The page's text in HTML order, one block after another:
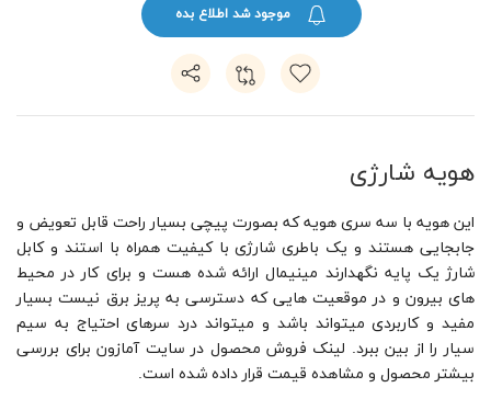
موجود شد اطلاع بده
هویه شارژی
این هویه با سه سری هویه که بصورت پیچی بسیار راحت قابل تعویض و
جابجایی هستند و یک باطری شارژی با کیفیت همراه با استند و کابل
شارژ یک پایه نگهدارند مینیمال ارائه شده هست و برای کار در محیط
های بیرون و در موقعیت هایی که دسترسی به پریز برق نیست بسیار
مفید و کاربردی میتواند باشد و میتواند درد سرهای احتیاج به سیم
سیار را از بین ببرد. لینک فروش محصول در سایت آمازون برای بررسی
بیشتر محصول و مشاهده قیمت قرار داده شده است.